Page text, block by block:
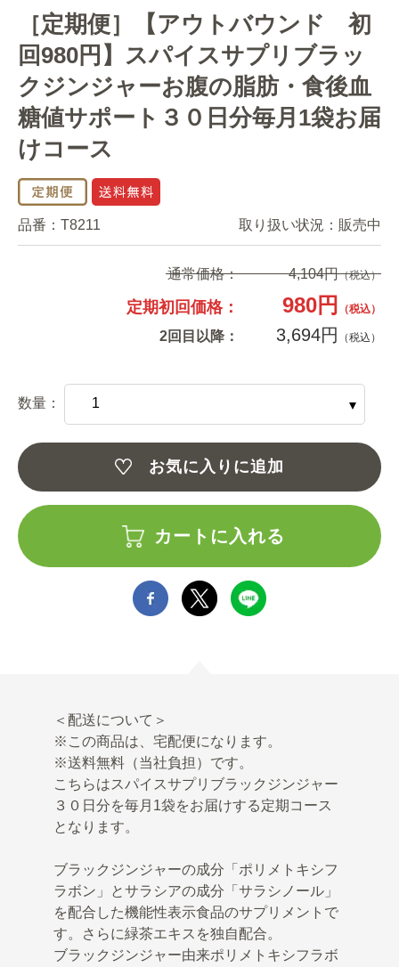
［定期便］【アウトバウンド 初
回980円】スパイスサプリブラッ
クジンジャーお腹の脂肪・食後血
糖値サポート３０日分毎月1袋お届
けコース
品番： T8211 取り扱い状況： 販売中
通常価格： 4,104円（税込）
定期初回価格： 980円 （税込）
2回目以降： 3,694円 （税込）
数量：
お気に入りに追加
カートに入れる
＜配送について＞
※この商品は、宅配便になります。
※送料無料（当社負担）です。
こちらはスパイスサプリブラックジンジャー
３０日分を毎月1袋をお届けする定期コース
となります。
ブラックジンジャーの成分「ポリメトキシフ
ラボン」とサラシアの成分「サラシノール」
を配合した機能性表示食品のサプリメントで
す。さらに緑茶エキスを独自配合。
ブラックジンジャー由来ポリメトキシフラボ